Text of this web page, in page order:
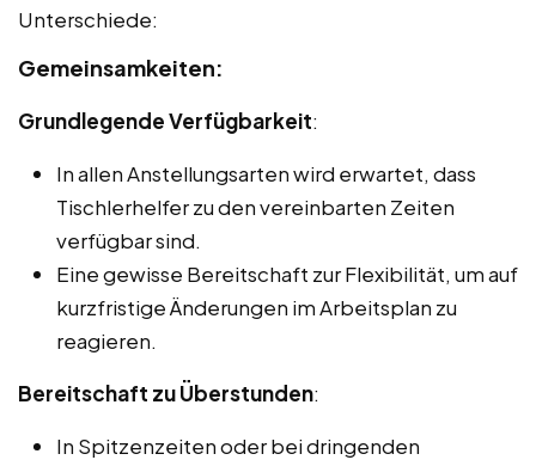
Unterschiede:
Gemeinsamkeiten:
Grundlegende Verfügbarkeit:
In allen Anstellungsarten wird erwartet, dass
Tischlerhelfer zu den vereinbarten Zeiten
verfügbar sind.
Eine gewisse Bereitschaft zur Flexibilität, um auf
kurzfristige Änderungen im Arbeitsplan zu
reagieren.
Bereitschaft zu Überstunden:
In Spitzenzeiten oder bei dringenden